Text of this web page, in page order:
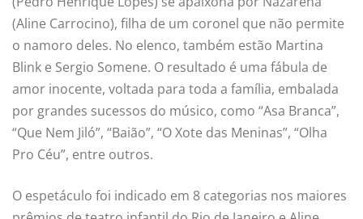
(Aline Carrocino), filha de um coronel que não permite
o namoro deles. No elenco, também estão Martina
Blink e Sergio Somene. O resultado é uma fábula de
amor inocente, voltada para toda a família, embalada
por grandes sucessos do músico, como “Asa Branca”,
“Que Nem Jiló”, “Baião”, “O Xote das Meninas”, “Olha
Pro Céu”, entre outros.
O espetáculo foi indicado em 8 categorias nos maiores